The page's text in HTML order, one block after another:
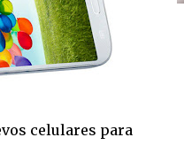
celulares para